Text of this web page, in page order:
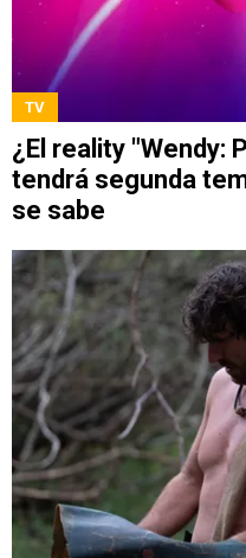
TV
¿El reality "Wendy:
tendrá segunda
se sabe